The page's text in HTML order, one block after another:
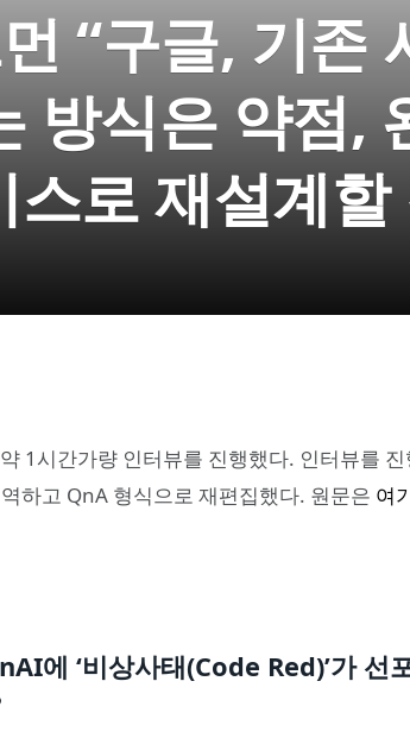
“구글, 기존
방식은 약점,
로 재설계할
1시간가량 인터뷰를 진행했다. 인터뷰를
하고 QnA 형식으로 재편집했다. 원문은 여
에 ‘비상사태(Code Red)’가 선